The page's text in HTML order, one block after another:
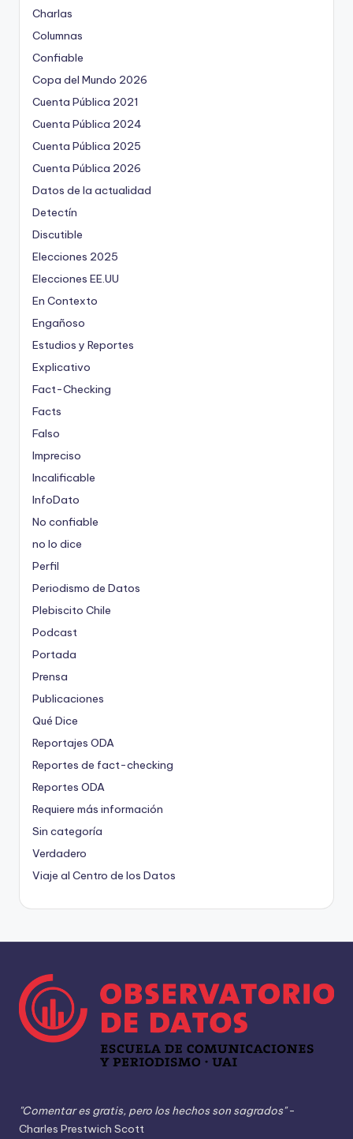
Charlas
Columnas
Confiable
Copa del Mundo 2026
Cuenta Pública 2021
Cuenta Pública 2024
Cuenta Pública 2025
Cuenta Pública 2026
Datos de la actualidad
Detectín
Discutible
Elecciones 2025
Elecciones EE.UU
En Contexto
Engañoso
Estudios y Reportes
Explicativo
Fact-Checking
Facts
Falso
Impreciso
Incalificable
InfoDato
No confiable
no lo dice
Perfil
Periodismo de Datos
Plebiscito Chile
Podcast
Portada
Prensa
Publicaciones
Qué Dice
Reportajes ODA
Reportes de fact-checking
Reportes ODA
Requiere más información
Sin categoría
Verdadero
Viaje al Centro de los Datos
"Comentar es gratis, pero los hechos son sagrados"-
Charles Prestwich Scott